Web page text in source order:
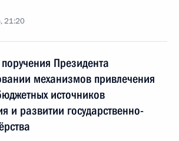
21:20
Президента
механизмов привлечения
источников
и развитии государственно-